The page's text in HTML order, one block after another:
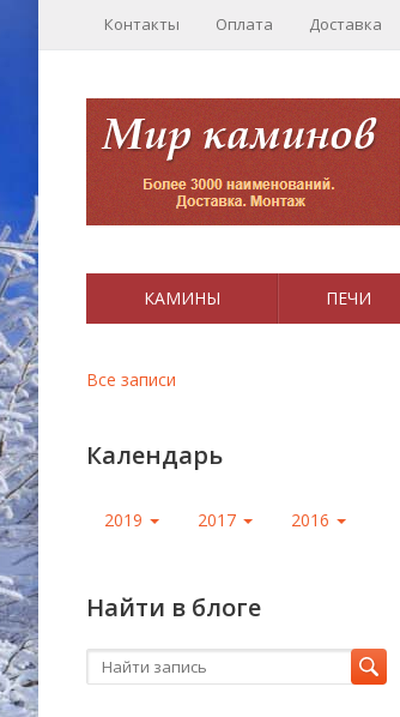
Контакты Оплата Доставка
КАМИНЫ ПЕЧИ
Все записи
Календарь
2019 2017 2016
Найти в блоге